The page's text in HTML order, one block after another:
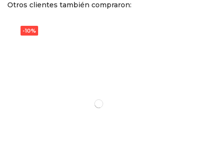
Otros clientes también compraron:
-10%